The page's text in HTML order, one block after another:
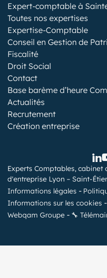
Expert-comptable à
Toutes nos expertises
Expertise-Comptable
Conseil en Gestion de
Fiscalité
Droit Social
Contact
Base barème d’heure
Actualités
Recrutement
Création entreprise
Experts Comptables, cabinet
d'entreprise Lyon – Saint-
Informations légales
Informations sur les cookies
Webqam Groupe
🔧